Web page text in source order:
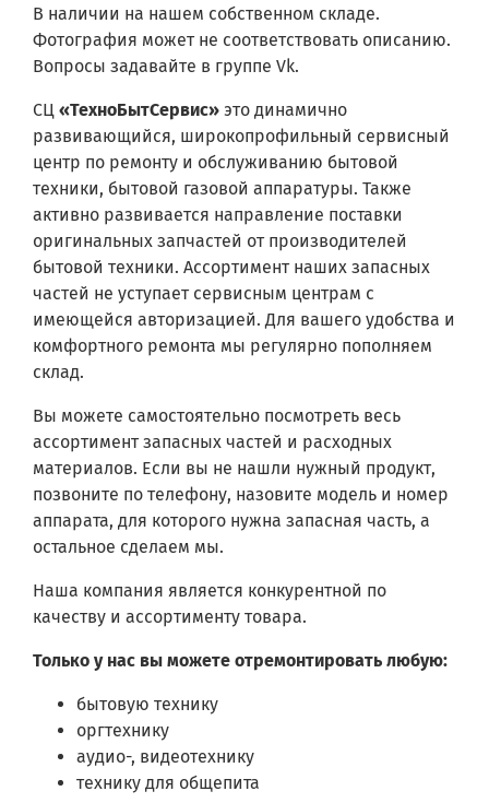
В наличии на нашем собственном складе.
Фотография может не соответствовать описанию.
Вопросы задавайте в группе Vk.
СЦ «ТехноБытСервис» это динамично
развивающийся, широкопрофильный сервисный
центр по ремонту и обслуживанию бытовой
техники, бытовой газовой аппаратуры. Также
активно развивается направление поставки
оригинальных запчастей от производителей
бытовой техники. Ассортимент наших запасных
частей не уступает сервисным центрам с
имеющейся авторизацией. Для вашего удобства и
комфортного ремонта мы регулярно пополняем
склад.
Вы можете самостоятельно посмотреть весь
ассортимент запасных частей и расходных
материалов. Если вы не нашли нужный продукт,
позвоните по телефону, назовите модель и номер
аппарата, для которого нужна запасная часть, а
остальное сделаем мы.
Наша компания является конкурентной по
качеству и ассортименту товара.
Только у нас вы можете отремонтировать любую:
бытовую технику
оргтехнику
аудио-, видеотехнику
технику для общепита